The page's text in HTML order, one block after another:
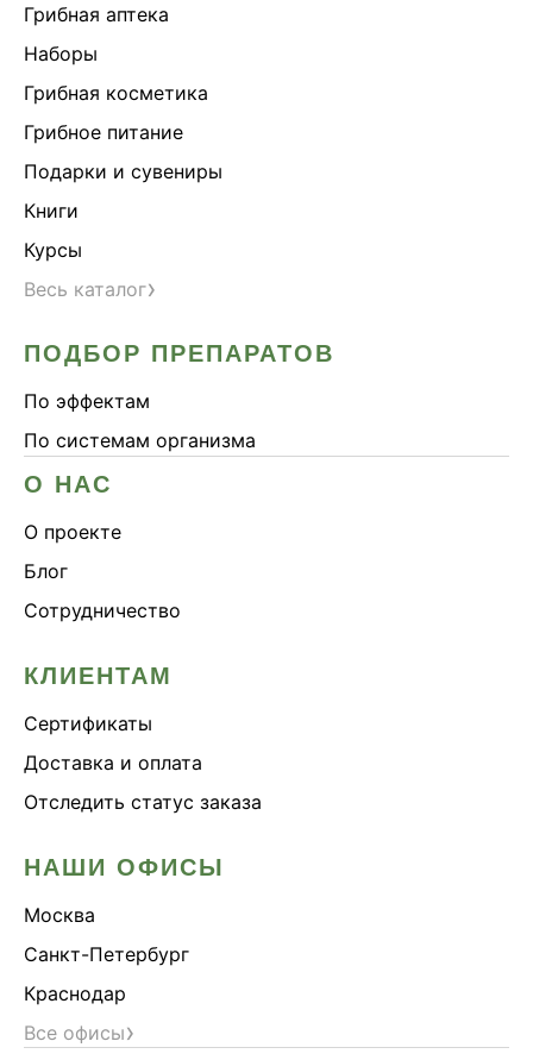
Грибная аптека
Наборы
Грибная косметика
Грибное питание
Подарки и сувениры
Книги
Курсы
Весь каталог›
ПОДБОР ПРЕПАРАТОВ
По эффектам
По системам организма
О НАС
О проекте
Блог
Сотрудничество
КЛИЕНТАМ
Сертификаты
Доставка и оплата
Отследить статус заказа
НАШИ ОФИСЫ
Москва
Санкт-Петербург
Краснодар
Все офисы›